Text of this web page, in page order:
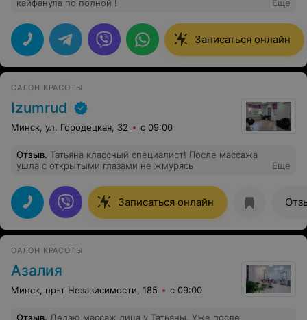
кайфанула по полной !
Еще
Записаться онлайн
САЛОН КРАСОТЫ
Izumrud
Минск, ул. Городецкая, 32 с 09:00
Отзыв. Татьяна классный специалист! После массажа
ушла с открытыми глазами не жмурясь
Еще
Записаться онлайн
САЛОН КРАСОТЫ
Азалия
Минск, пр-т Независимости, 185 с 09:00
Отзыв. Делаю массаж лица у Татьяны. Уже после